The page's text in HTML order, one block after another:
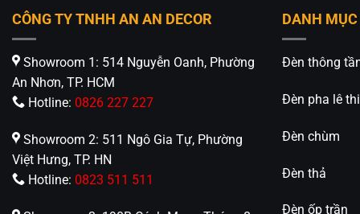
Đèn
chất
thời
Liên
Decor
Đèn
thị
CÔNG TY TNHH AN AN DECOR
Showroom 1: 514 Nguyễn Oanh, Phường
An Nhơn, TP. HCM
Hotline: 0826 227 227
Showroom 2: 511 Ngô Gia Tự, Phường
Việt Hưng, TP. HN
Hotline: 0823 511 511
DANH
Đèn thông
Đèn pha lê
Đèn chùm
Đèn thả
Đèn ốp trần